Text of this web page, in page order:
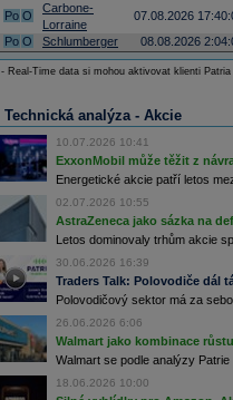
Po O
Carbone-
Lorraine
07.08.2026
Po O Schlumberger 08.08.2026
- Real-Time data si mohou aktivovat klienti
Technická analýza - Akcie
10.07.2026 10:41
ExxonMobil může těžit z
Energetické akcie patří letos
02.07.2026 10:55
AstraZeneca jako sázka na
Letos dominovaly trhům akcie
30.06.2026 16:39
Traders Talk: Polovodiče dál
Polovodičový sektor má za
26.06.2026 6:06
Walmart jako kombinace
Walmart se podle analýzy
18.06.2026 10:00